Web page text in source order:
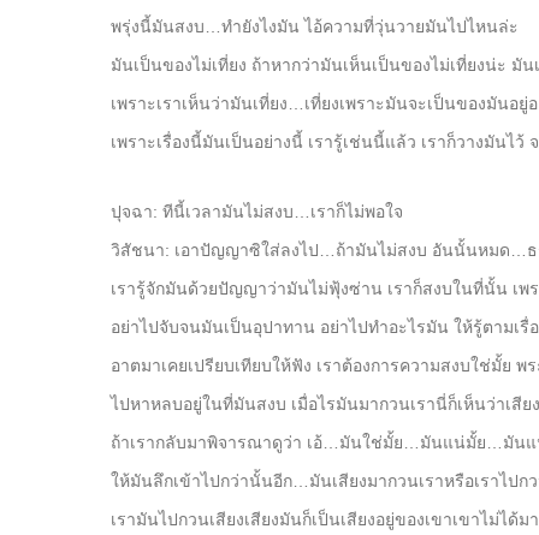
พรุ่งนี้มันสงบ…ทำยังไงมัน ไอ้ความที่วุ่นวายมันไปไหนล่ะ
มันเป็นของไม่เที่ยง ถ้าหากว่ามันเห็นเป็นของไม่เที่ยงน่ะ มั
เพราะเราเห็นว่ามันเที่ยง…เที่ยงเพราะมันจะเป็นของมันอ
เพราะเรื่องนี้มันเป็นอย่างนี้ เรารู้เช่นนี้แล้ว เราก็วางมันไว้
ปุจฉา: ทีนี้เวลามันไม่สงบ…เราก็ไม่พอใจ
วิสัชนา: เอาปัญญาซิใส่ลงไป…ถ้ามันไม่สงบ อันนั้นหมด…
เรารู้จักมันด้วยปัญญาว่ามันไม่ฟุ้งซ่าน เราก็สงบในที่นั้น เ
อย่าไปจับจนมันเป็นอุปาทาน อย่าไปทำอะไรมัน ให้รู้ตามเ
อาตมาเคยเปรียบเทียบให้ฟัง เราต้องการความสงบใช่มั้ย
ไปหาหลบอยู่ในที่มันสงบ เมื่อไรมันมากวนเรานี่ก็เห็นว่าเสี
ถ้าเรากลับมาพิจารณาดูว่า เอ้…มันใช่มั้ย…มันแน่มั้ย…มันแ
ให้มันลึกเข้าไปกว่านั้นอีก…มันเสียงมากวนเราหรือเราไป
เรามันไปกวนเสียงเสียงมันก็เป็นเสียงอยู่ของเขาเขาไม่ได้